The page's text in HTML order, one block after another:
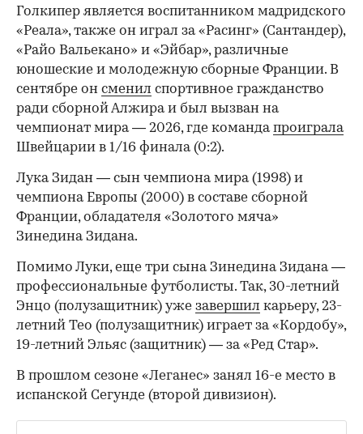
Голкипер является воспитанником мадридского
«Реала», также он играл за «Расинг» (Сантандер),
«Райо Вальекано» и «Эйбар», различные
юношеские и молодежную сборные Франции. В
сентябре он сменил спортивное гражданство
ради сборной Алжира и был вызван на
чемпионат мира — 2026, где командапроиграла
Швейцарии в 1/16 финала (0:2).
Лука Зидан — сын чемпиона мира (1998) и
чемпиона Европы (2000) в составе сборной
Франции, обладателя «Золотого мяча»
Зинедина Зидана.
Помимо Луки, еще три сына Зинедина Зидана —
профессиональные футболисты. Так, 30-летний
Энцо (полузащитник) уже завершил карьеру, 23-
летний Тео (полузащитник) играет за «Кордобу»,
19-летний Эльяс (защитник) — за «Ред Стар».
В прошлом сезоне «Леганес» занял 16-е место в
испанской Сегунде (второй дивизион).